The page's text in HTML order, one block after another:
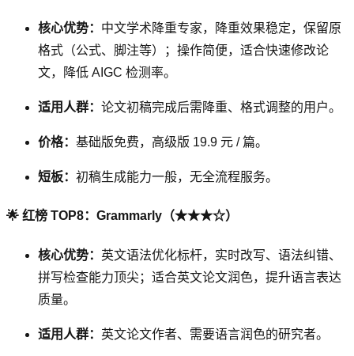
核心优势： 中文学术降重专家，降重效果稳定，保留原
格式（公式、脚注等）；操作简便，适合快速修改论
文，降低 AIGC 检测率。
适用人群： 论文初稿完成后需降重、格式调整的用户。
价格： 基础版免费，高级版 19.9 元 / 篇。
短板： 初稿生成能力一般，无全流程服务。
🌟 红榜 TOP8：Grammarly（★★★☆）
核心优势： 英文语法优化标杆，实时改写、语法纠错、
拼写检查能力顶尖；适合英文论文润色，提升语言表达
质量。
适用人群： 英文论文作者、需要语言润色的研究者。